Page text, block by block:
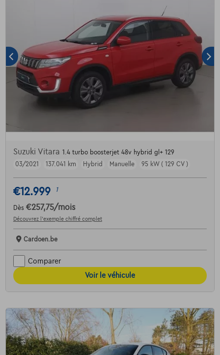
Suzuki Vitara 1.4 turbo boosterjet 48v hybrid gl+ 129
03/2021
137.041 km Hybrid Manuelle 95 kW ( 129 CV )
€12.999 1
Dès €257,75/mois
Découvrez l’exemple chiffré complet
Cardoen.be
Comparer
Voir le véhicule